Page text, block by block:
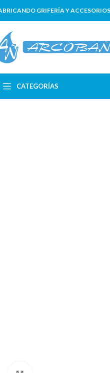
GRIFERÍA Y
CATEGORÍAS